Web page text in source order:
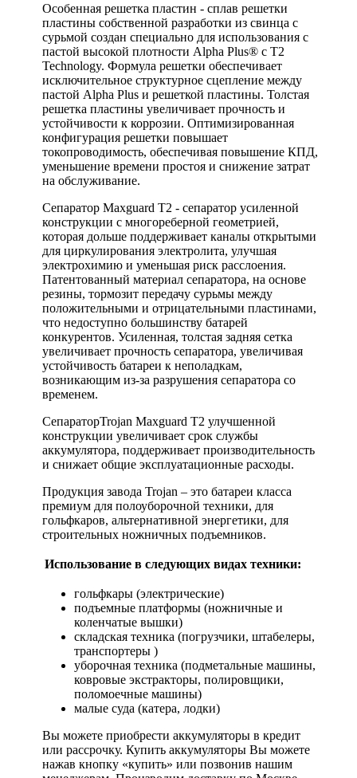
Особенная решетка пластин - сплав решетки
пластины собственной разработки из свинца с
сурьмой создан специально для использования с
пастой высокой плотности Alpha Plus® с T2
Technology. Формула решетки обеспечивает
исключительное структурное сцепление между
пастой Alpha Plus и решеткой пластины. Толстая
решетка пластины увеличивает прочность и
устойчивости к коррозии. Оптимизированная
конфигурация решетки повышает
токопроводимость, обеспечивая повышение КПД,
уменьшение времени простоя и снижение затрат
на обслуживание.
Сепаратор Maxguard T2 - сепаратор усиленной
конструкции c многореберной геометрией,
которая дольше поддерживает каналы открытыми
для циркулирования электролита, улучшая
электрохимию и уменьшая риск расслоения.
Патентованный материал сепаратора, на основе
резины, тормозит передачу сурьмы между
положительными и отрицательными пластинами,
что недоступно большинству батарей
конкурентов. Усиленная, толстая задняя сетка
увеличивает прочность сепаратора, увеличивая
устойчивость батареи к неполадкам,
возникающим из-за разрушения сепаратора со
временем.
СепараторTrojan Maxguard T2 улучшенной
конструкции увеличивает срок службы
аккумулятора, поддерживает производительность
и снижает общие эксплуатационные расходы.
Продукция завода Trojan – это батареи класса
премиум для полоуборочной техники, для
гольфкаров, альтернативной энергетики, для
строительных ножничных подъемников.
Использование в следующих видах техники:
гольфкары (электрические)
подъемные платформы (ножничные и
коленчатые вышки)
складская техника (погрузчики, штабелеры,
транспортеры )
уборочная техника (подметальные машины,
ковровые экстракторы, полировщики,
поломоечные машины)
малые суда (катера, лодки)
Вы можете приобрести аккумуляторы в кредит
или рассрочку. Купить аккумуляторы Вы можете
нажав кнопку «купить» или позвонив нашим